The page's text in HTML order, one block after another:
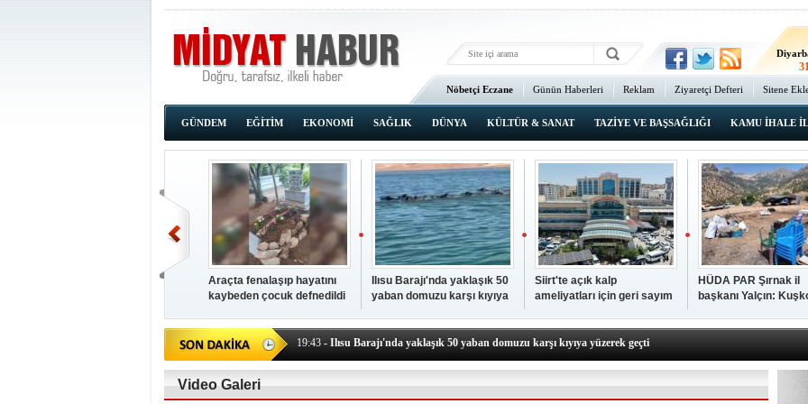
Nöbetçi Eczane Günün Haberleri Reklam Ziyaretçi Defteri
Sitene
Ana Sayfa
GÜNDEM
EĞİTİM EKONOMİ SAĞLIK DÜNYA KÜLTÜR & SANAT TAZİYE VE BAŞSAĞLIĞI KAMU İHALE
Araçta fenalaşıp hayatını
kaybeden çocuk defnedildi
Ilısu Barajı'nda yaklaşık 50
yaban domuzu karşı kıyıya
Siirt'te açık kalp
ameliyatları için geri sayım
HÜDA PAR Şırnak il
başkanı Yalçın:
dönmek istiyor
- OKUMAK İÇİN TIKLAYIN
19:43 - Ilısu Barajı'nda yaklaşık 50 yaban domuzu karşı kıyıya yüzerek geçti
19:42- Hacıoğlu: UMKE ekipleri bilgi, cesaret ve fedakârlıklarıyla hayat kurtarıyor
19:08- HÜDA PAR Şırnak il başkanı Yalçın: Kuşkonar Köyü sakinleri, köylerine dönmek
Video Galeri